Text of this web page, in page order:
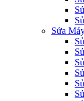
Sửa